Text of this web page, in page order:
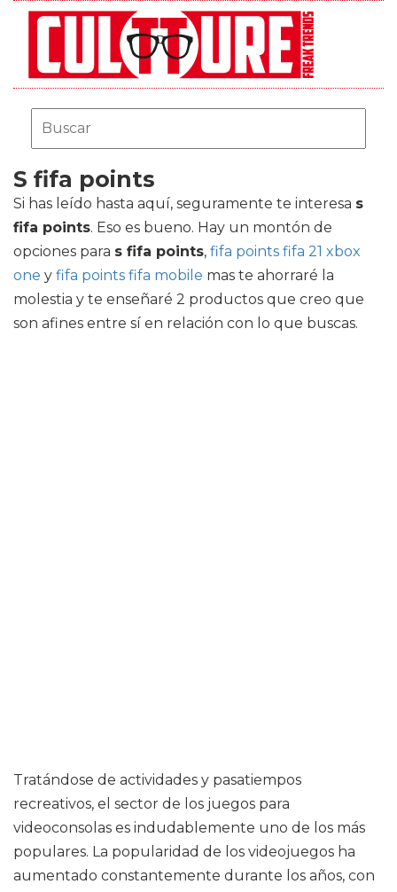
S fifa points
Si has leído hasta aquí, seguramente te interesa s
fifa points. Eso es bueno. Hay un montón de
opciones para s fifa points, fifa points fifa 21 xbox
one y fifa points fifa mobile mas te ahorraré la
molestia y te enseñaré 2 productos que creo que
son afines entre sí en relación con lo que buscas.
Tratándose de actividades y pasatiempos
recreativos, el sector de los juegos para
videoconsolas es indudablemente uno de los más
populares. La popularidad de los videojuegos ha
aumentado constantemente durante los años, con